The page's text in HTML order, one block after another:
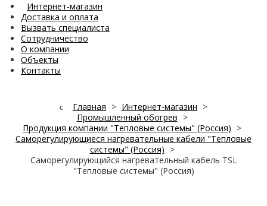
Интернет-магазин
Доставка и оплата
Вызвать специалиста
Сотрудничество
О компании
Объекты
Контакты
Главная > Интернет-магазин >
Промышленный обогрев >
Продукция компании "Тепловые системы" (Россия) >
Саморегулирующиеся нагревательные кабели "Тепловые
системы" (Россия) >
Саморегулирующийся нагревательный кабель TSL
"Тепловые системы" (Россия)